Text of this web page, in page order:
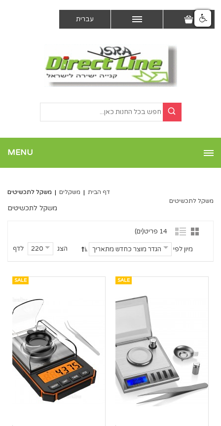
עברית
MENU
דף הבית | משקלים | משקל לתכשיטים
משקל לתכשיטים
משקל לתכשיטים
14 פריט(ים)
הצג 220 לדף מיון לפי הגדר מוצר כחדש מתאריך
SALE
SALE